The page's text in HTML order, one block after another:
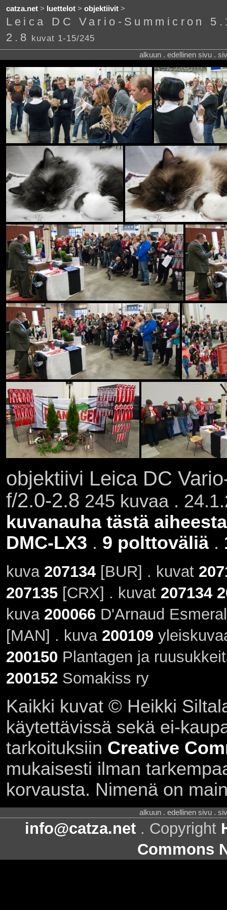
catza.net> luettelot> objektiivit>
Leica DC Vario-Summicron
2.8 kuvat 1-15/245
alkuun . edellinen sivu .
objektiivi Leica DC
f/2.0-2.8 245 kuvaa .
kuvanauha tästä aiheesta
DMC-LX3 . 9 polttoväliä.
kuva 207134[BUR] . kuvat
207135[CRX] . kuvat 207134
kuva 200066D'Arnaud
[MAN] . kuva 200109
200150 Plantagen ja
200152 Somakiss ry
Kaikki kuvat © Heikki
käytettävissä sekä ei-
tarkoituksiin Creative
mukaisesti ilman
korvausta. Nimenä on
alkuun . edellinen sivu .
info@catza.net . Copyright
Commons